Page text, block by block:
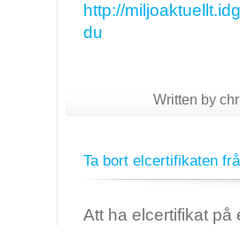
http://
du
Written by
Ta bort elcertifikaten
Att ha elcertifikat